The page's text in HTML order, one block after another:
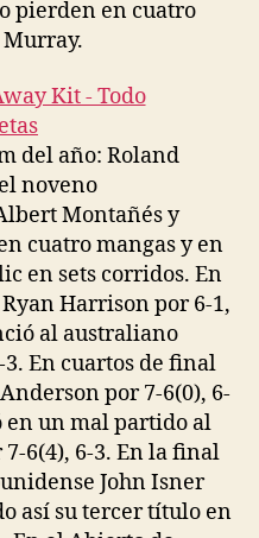
pierden en cuatro
Murray.
del año: Roland
noveno
Montañés y
cuatro mangas y en
en sets corridos. En
Harrison por 6-1,
al australiano
En cuartos de final
por 7-6(0), 6-
en un mal partido al
6(4), 6-3. En la final
John Isner
así su tercer título en